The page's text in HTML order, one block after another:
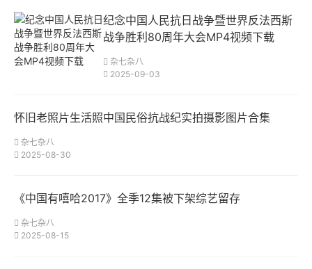
纪念中国人民抗日战争暨世界反法西斯
战争胜利80周年大会MP4视频下载
杂七杂八
2025-09-03
怀旧老照片生活照中国民俗抗战纪实拍摄影图片合集
杂七杂八
2025-08-30
《中国有嘻哈2017》全季12集被下架综艺留存
杂七杂八
2025-08-15